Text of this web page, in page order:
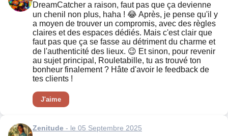
DreamCatcher a raison, faut pas que ça devienne
un chenil non plus, haha ! 😂 Après, je pense qu'il y
a moyen de trouver un compromis, avec des règles
claires et des espaces dédiés. Mais c'est clair que
faut pas que ça se fasse au détriment du charme et
de l'authenticité des lieux. 😉 Et sinon, pour revenir
au sujet principal, Rouletabille, tu as trouvé ton
bonheur finalement ? Hâte d'avoir le feedback de
tes clients !
J'aime
Zenitude - le 05 Septembre 2025